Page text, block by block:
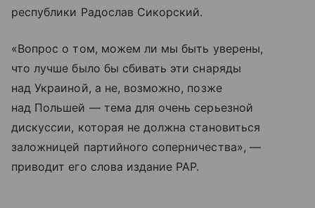
республики Радослав Сикорский.
«Вопрос о том, можем ли мы быть уверены,
что лучше было бы сбивать эти снаряды
над Украиной, а не, возможно, позже
над Польшей — тема для очень серьезной
дискуссии, которая не должна становиться
заложницей партийного соперничества», —
приводит его слова издание PAP.